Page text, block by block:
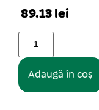
89.13 lei
Adaugă în coș